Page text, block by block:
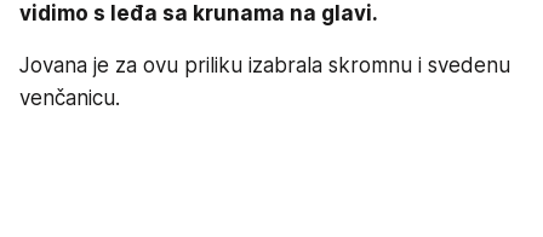
vidimo s leđa sa krunama na glavi.
Jovana je za ovu priliku izabrala skromnu i svedenu
venčanicu.